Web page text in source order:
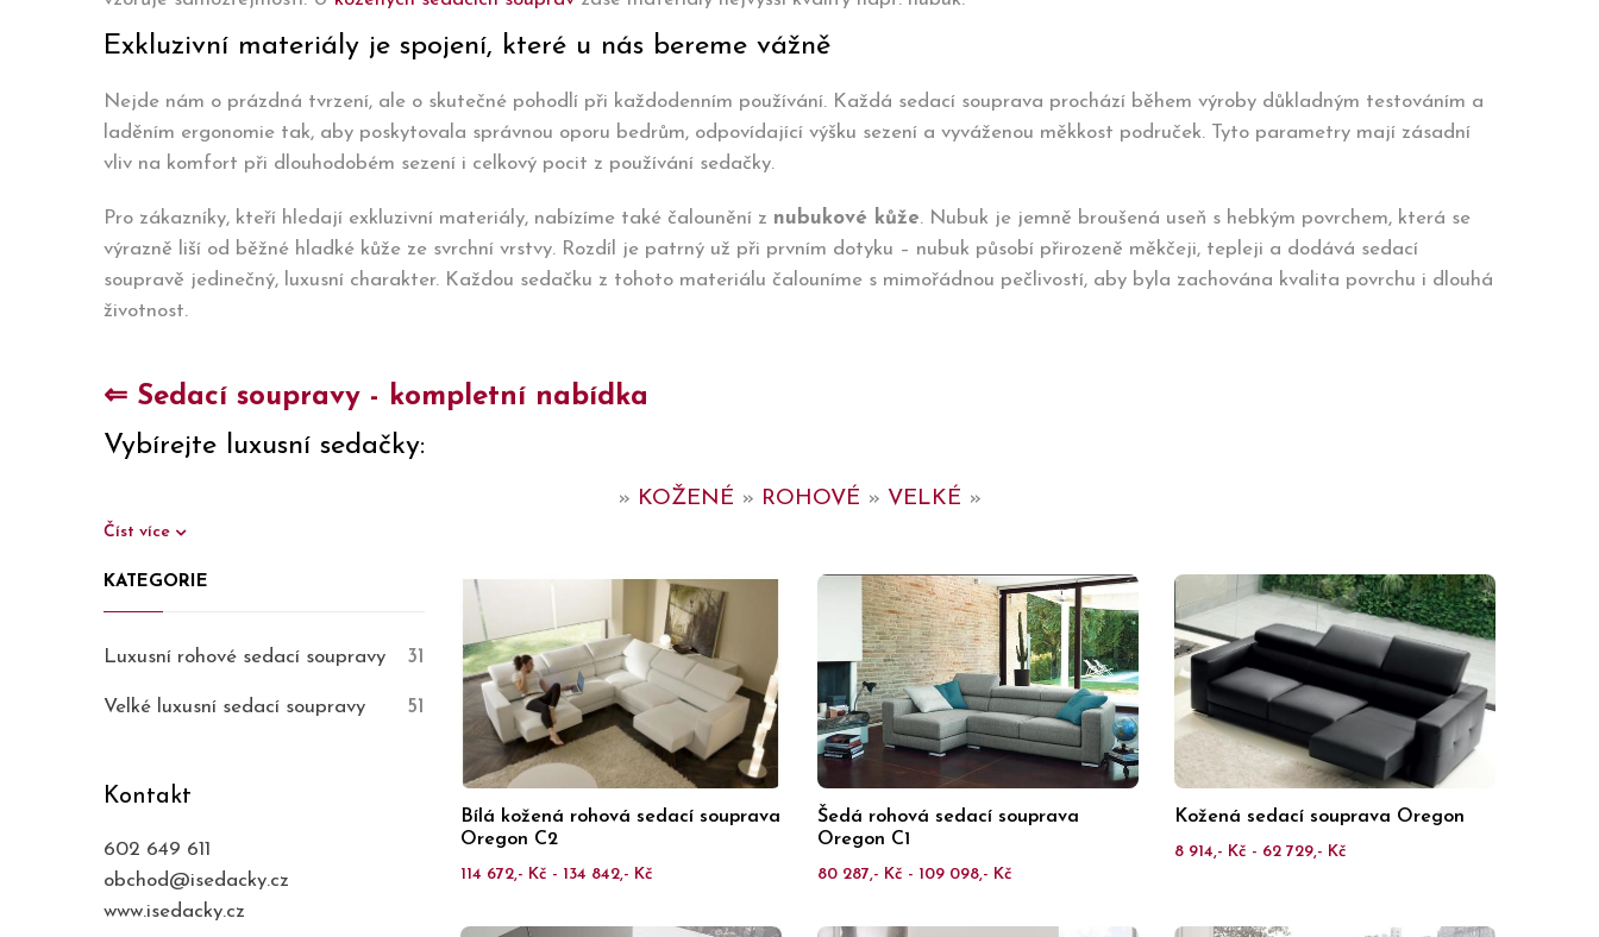
Exkluzivní materiály je spojení, které u nás bereme vážně
Nejde nám o prázdná tvrzení, ale o skutečné pohodlí při každodenním používání. Každá sedací souprava prochází během výroby důkladným testováním a
laděním ergonomie tak, aby poskytovala správnou oporu bedrům, odpovídající výšku sezení a vyváženou měkkost područek. Tyto parametry mají zásadní
vliv na komfort při dlouhodobém sezení i celkový pocit z používání sedačky.
Pro zákazníky, kteří hledají exkluzivní materiály, nabízíme také čalounění z nubukové kůže. Nubuk je jemně broušená useň s hebkým povrchem, která se
výrazně liší od běžné hladké kůže ze svrchní vrstvy. Rozdíl je patrný už při prvním dotyku – nubuk působí přirozeně měkčeji, tepleji a dodává sedací
soupravě jedinečný, luxusní charakter. Každou sedačku z tohoto materiálu čalouníme s mimořádnou pečlivostí, aby byla zachována kvalita povrchu i dlouhá
životnost.
⇐ Sedací soupravy - kompletní nabídka
Vybírejte luxusní sedačky:
» KOŽENÉ » ROHOVÉ » VELKÉ »
Číst více
Bílá kožená rohová sedací souprava
Oregon C2
114 672,- Kč - 134 842,- Kč
Šedá rohová sedací souprava
Oregon C1
80 287,- Kč - 109 098,- Kč
Kožená sedací souprava Oregon
8 914,- Kč - 62 729,- Kč
KATEGORIE
Luxusní rohové sedací soupravy 31
Velké luxusní sedací soupravy 51
Kontakt
602 649 611
obchod@isedacky.cz
www.isedacky.cz